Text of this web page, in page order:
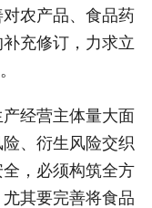
农产品、食品药
充修订，力求立
经营主体量大面
、衍生风险交织
，必须构筑全方
其要完善将食品